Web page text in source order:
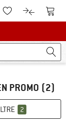
compte client
Vers la liste
Vers le
PROMO (2)
2